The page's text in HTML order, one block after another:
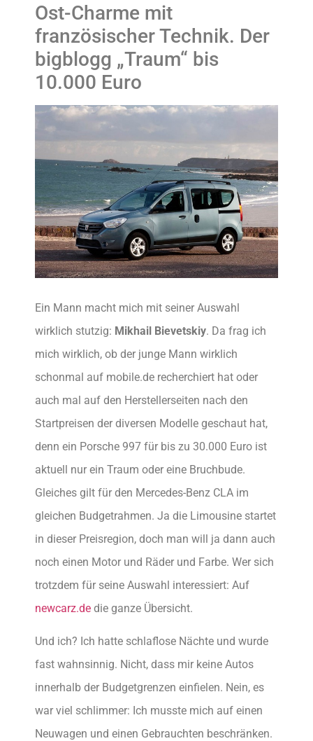
Ost-Charme mit
französischer Technik. Der
bigblogg „Traum“ bis
10.000 Euro
Ein Mann macht mich mit seiner Auswahl
wirklich stutzig: Mikhail Bievetskiy. Da frag ich
mich wirklich, ob der junge Mann wirklich
schonmal auf mobile.de recherchiert hat oder
auch mal auf den Herstellerseiten nach den
Startpreisen der diversen Modelle geschaut hat,
denn ein Porsche 997 für bis zu 30.000 Euro ist
aktuell nur ein Traum oder eine Bruchbude.
Gleiches gilt für den Mercedes-Benz CLA im
gleichen Budgetrahmen. Ja die Limousine startet
in dieser Preisregion, doch man will ja dann auch
noch einen Motor und Räder und Farbe. Wer sich
trotzdem für seine Auswahl interessiert: Auf
newcarz.de die ganze Übersicht.
Und ich? Ich hatte schlaflose Nächte und wurde
fast wahnsinnig. Nicht, dass mir keine Autos
innerhalb der Budgetgrenzen einfielen. Nein, es
war viel schlimmer: Ich musste mich auf einen
Neuwagen und einen Gebrauchten beschränken.